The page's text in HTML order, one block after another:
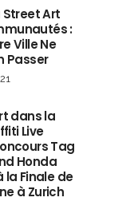
Street Art
:
Ville Ne
Passer
dans la
Live
Tag
Honda
la Finale de
à Zurich